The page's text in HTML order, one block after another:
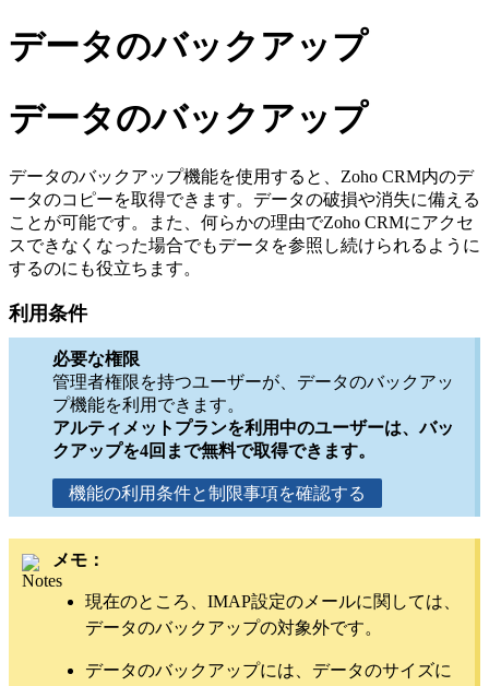
データのバックアップ
データのバックアップ
データのバックアップ機能を使用すると、Zoho CRM内のデ
ータのコピーを取得できます。データの破損や消失に備える
ことが可能です。また、何らかの理由でZoho CRMにアクセ
スできなくなった場合でもデータを参照し続けられるように
するのにも役立ちます。
利用条件
必要な権限
管理者権限を持つユーザーが、データのバックアッ
プ機能を利用できます。
アルティメットプランを利用中のユーザーは、バッ
クアップを4回まで無料で取得できます。
機能の利用条件と制限事項を確認する
メモ：
現在のところ、IMAP設定のメールに関しては、
データのバックアップの対象外です。
データのバックアップには、データのサイズに